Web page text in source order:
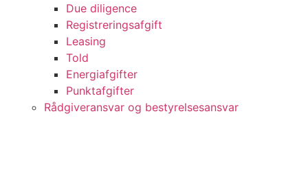
Due diligence
Registreringsafgift
Leasing
Told
Energiafgifter
Punktafgifter
Rådgiveransvar og bestyrelsesansvar